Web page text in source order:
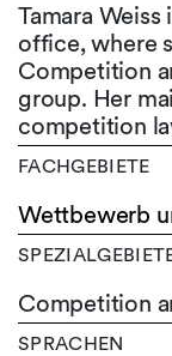
Tamara
office, where
Competition
group. Her
competition
FACHGEBIETE
Wettbewerb
Competition
SPRACHEN